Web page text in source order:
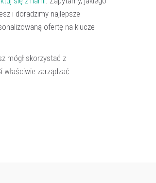
i doradzimy najlepsze
ofertę na klucze
mógł skorzystać z
zarządzać